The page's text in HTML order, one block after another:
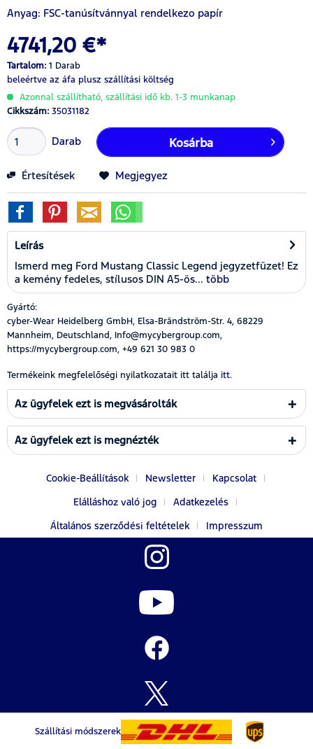
Anyag: FSC-tanúsítvánnyal rendelkezo papír
4741,20 €*
Tartalom: 1 Darab
beleértve az áfa plusz szállítási költség
Azonnal szállítható, szállítási idő kb. 1-3 munkanap
Cikkszám: 35031182
Darab Kosárba
Értesítések Megjegyez
Leírás
Ismerd meg Ford Mustang Classic Legend jegyzetfüzet! Ez
a kemény fedeles, stílusos DIN A5-ös... több
Gyártó:
cyber-Wear Heidelberg GmbH, Elsa-Brändström-Str. 4, 68229
Mannheim, Deutschland, Info@mycybergroup.com,
https://mycybergroup.com, +49 621 30 983 0
Termékeink megfelelőségi nyilatkozatait itt találja itt.
Az ügyfelek ezt is megvásárolták
Az ügyfelek ezt is megnézték
Cookie-Beállítások Newsletter
Kapcsolat
Elálláshoz való jog
Adatkezelés
Általános szerződési feltételek
Impresszum
Szállítási módszerek